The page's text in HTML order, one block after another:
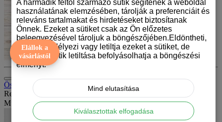
Összehasonlítás (0)
Rendezés:
Mutat:
Elállok a
vásárlástól
A harmadik féltől származó sütik segítenek a weboldal
használatának elemzésében, tárolják a preferenciáit és
releváns tartalmakat és hirdetéseket biztosítanak
Önnek. Ezeket a sütiket csak az Ön előzetes
beleegyezésével tároljuk a böngészőjében.Eldöntheti,
hogy engedélyezi vagy letiltja ezeket a sütiket, de
bizonyos sütik letiltása befolyásolhatja a böngészési
élményt.
Mind elutasítása
Kiválasztottak elfogadása